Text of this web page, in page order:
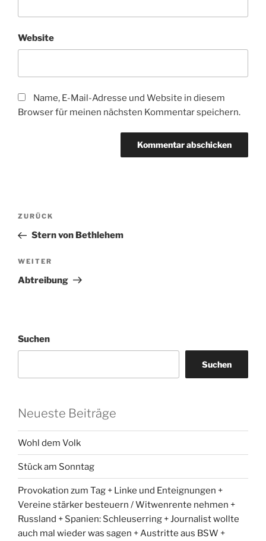
Website
Name, E-Mail-Adresse und Website in diesem
Browser für meinen nächsten Kommentar speichern.
Beitragsnavigation
Vorheriger
Beitrag
ZURÜCK
Stern von Bethlehem
Nächster
Beitrag
WEITER
Abtreibung
Suchen
Suchen
Neueste Beiträge
Wohl dem Volk
Stück am Sonntag
Provokation zum Tag + Linke und Enteignungen +
Vereine stärker besteuern / Witwenrente nehmen +
Russland + Spanien: Schleuserring + Journalist wollte
auch mal wieder was sagen + Austritte aus BSW +